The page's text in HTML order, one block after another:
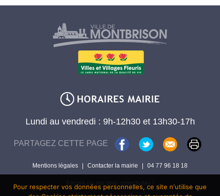
Lundi au vendredi : 9h-12h30 et 13h30-17h
PARTAGEZ CETTE PAGE
Mentions légales | Contacter la mairie | 04 77 96 18 18
Encore un site Web collectivités !
Pour respecter vos données personnelles, ce site n'utilise que